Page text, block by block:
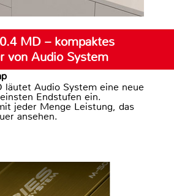
MD – kompaktes
von Audio System
Audio System eine neue
Endstufen ein.
jeder Menge Leistung, das
ansehen.